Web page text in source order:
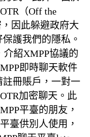
（Off the
，因此躲避政府大
護我們的隱私。
介紹XMPP協議的
即時聊天軟件
冊賬戶，一對一
加密聊天。此
平臺的朋友，
臺供別人使用，